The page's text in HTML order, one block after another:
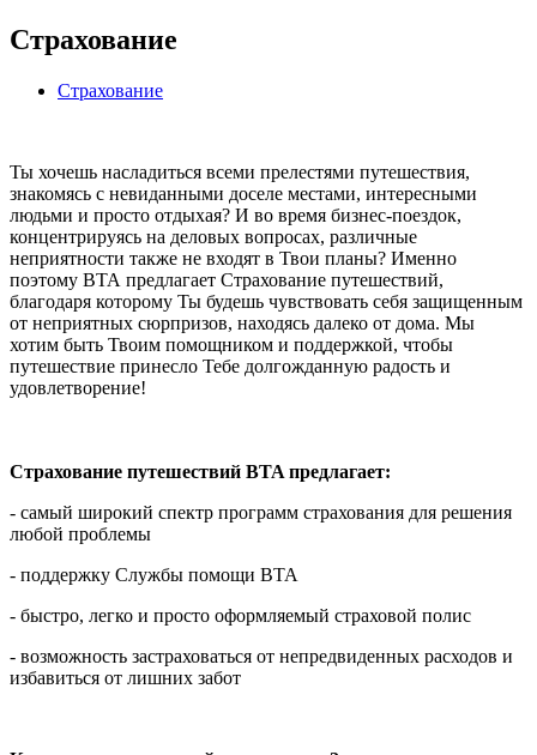
Страхование
Страхование
Ты хочешь насладиться всеми прелестями путешествия,
знакомясь с невиданными доселе местами, интересными
людьми и просто отдыхая? И во время бизнес-поездок,
концентрируясь на деловых вопросах, различные
неприятности также не входят в Твои планы? Именно
поэтому ВТА предлагает Страхование путешествий,
благодаря которому Ты будешь чувствовать себя защищенным
от неприятных сюрпризов, находясь далеко от дома. Мы
хотим быть Твоим помощником и поддержкой, чтобы
путешествие принесло Тебе долгожданную радость и
удовлетворение!
Страхование путешествий BTA предлагает:
- самый широкий спектр программ страхования для решения
любой проблемы
- поддержку Службы помощи BTA
- быстро, легко и просто оформляемый страховой полис
- возможность застраховаться от непредвиденных расходов и
избавиться от лишних забот